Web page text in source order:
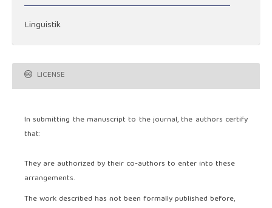
Linguistik
LICENSE
In submitting the manuscript to the journal, the authors certify
that:
They are authorized by their co-authors to enter into these
arrangements.
The work described has not been formally published before,